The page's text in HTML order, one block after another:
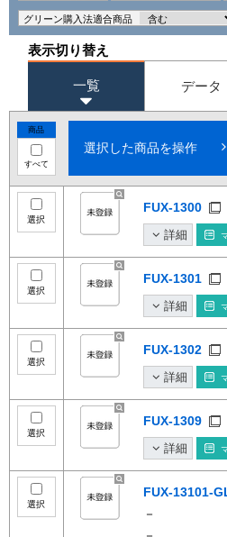
グリーン購入法適合商品
表示切り替え
一覧 データ
商品
すべて
選択した商品を操作
選択
FUX-1300
詳細
選択
FUX-1301
詳細
選択
FUX-1302
詳細
選択
FUX-1309
詳細
選択
FUX-13101-
－